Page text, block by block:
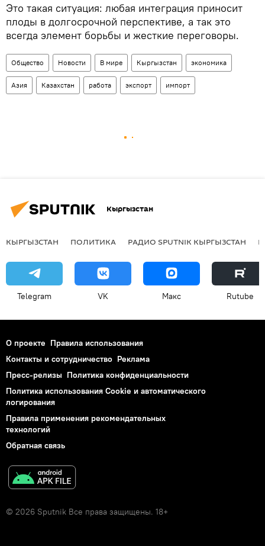
Это такая ситуация: любая интеграция приносит
плоды в долгосрочной перспективе, а так это
всегда элемент борьбы и жесткие переговоры.
Общество Новости В мире Кыргызстан экономика
Азия Казахстан работа экспорт импорт
Кыргызстан
КЫРГЫЗСТАН ПОЛИТИКА РАДИО SPUTNIK КЫРГЫЗСТАН
Telegram VK Макс Rutube
О проекте Правила использования
Контакты и сотрудничество Реклама
Пресс-релизы Политика конфиденциальности
Политика использования Cookie и автоматического
логирования
Правила применения рекомендательных
технологий
Обратная связь
© 2026 Sputnik Все права защищены. 18+